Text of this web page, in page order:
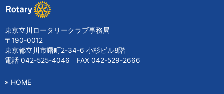
東京立川ロータリークラブ事務局
〒190-0012
東京都立川市曙町2-34-6 小杉ビル8階
電話 042-525-4046 FAX 042-529-2666
HOME